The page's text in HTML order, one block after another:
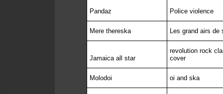
Pandaz Police violence
Mere thereska Les grand airs de
Jamaica all star
revolution rock
cover
Molodoi oi and ska